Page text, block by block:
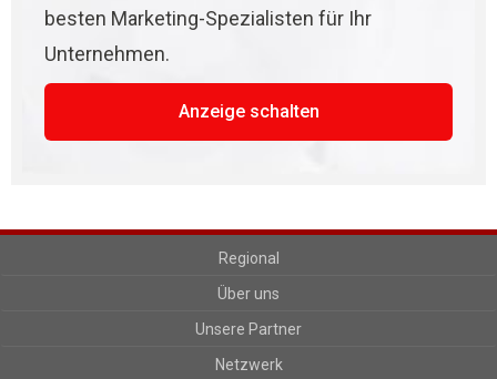
besten Marketing-Spezialisten für Ihr
Unternehmen.
Anzeige schalten
Regional
Über uns
Unsere Partner
Netzwerk